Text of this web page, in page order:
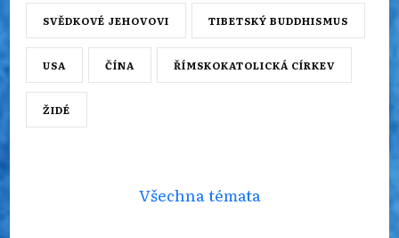
SVĚDKOVÉ JEHOVOVI TIBETSKÝ BUDDHISMUS
USA ČÍNA ŘÍMSKOKATOLICKÁ CÍRKEV
ŽIDÉ
Všechna témata